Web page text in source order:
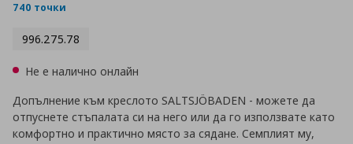
740 точки
996.275.78
Не е налично онлайн
Допълнение към креслото SALTSJÖBADEN - можете да
отпуснете стъпалата си на него или да го използвате като
комфортно и практично място за сядане. Семплият му,